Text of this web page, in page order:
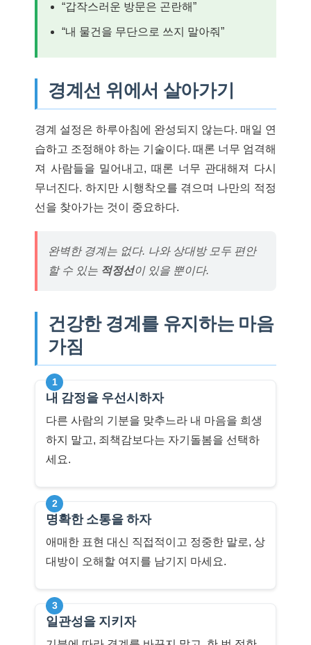
“갑작스러운 방문은 곤란해”
“내 물건을 무단으로 쓰지 말아줘”
경계선 위에서 살아가기
경계 설정은 하루아침에 완성되지 않는다. 매일 연
습하고 조정해야 하는 기술이다. 때론 너무 엄격해
져 사람들을 밀어내고, 때론 너무 관대해져 다시
무너진다. 하지만 시행착오를 겪으며 나만의 적정
선을 찾아가는 것이 중요하다.
완벽한 경계는 없다. 나와 상대방 모두 편안
할 수 있는 적정선이 있을 뿐이다.
건강한 경계를 유지하는 마음
가짐
1
내 감정을 우선시하자
다른 사람의 기분을 맞추느라 내 마음을 희생
하지 말고, 죄책감보다는 자기돌봄을 선택하
세요.
2
명확한 소통을 하자
애매한 표현 대신 직접적이고 정중한 말로, 상
대방이 오해할 여지를 남기지 마세요.
3
일관성을 지키자